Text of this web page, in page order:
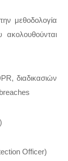
μεθοδολογία
διαδικασιών
Officer)